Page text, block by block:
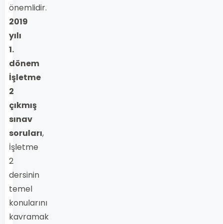
önemlidir.
2019
yılı
1.
dönem
İşletme
2
çıkmış
sınav
soruları,
İşletme
2
dersinin
temel
konularını
kavramak